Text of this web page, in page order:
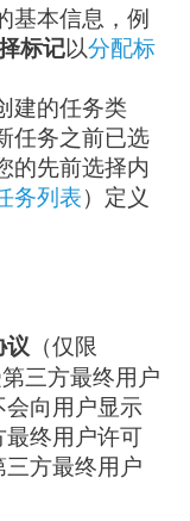
基本信息，例
标记以分配标
建的任务类
任务之前已选
的先前选择内
务列表）定义
议 （仅限
三方最终用户
向用户显示
终用户许可
方最终用户